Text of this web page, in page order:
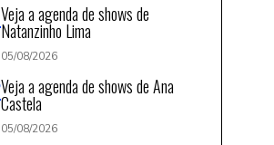
Veja a agenda de shows de
Natanzinho Lima
05/08/2026
Veja a agenda de shows de Ana
Castela
05/08/2026